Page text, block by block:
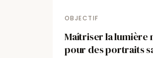
OBJECTIF
Maîtriser la lumière
pour des portraits